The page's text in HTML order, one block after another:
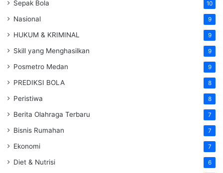
Sepak Bola 10
Nasional 9
HUKUM & KRIMINAL 9
Skill yang Menghasilkan 9
Posmetro Medan 9
PREDIKSI BOLA 8
Peristiwa 8
Berita Olahraga Terbaru 7
Bisnis Rumahan 7
Ekonomi 7
Diet & Nutrisi 6